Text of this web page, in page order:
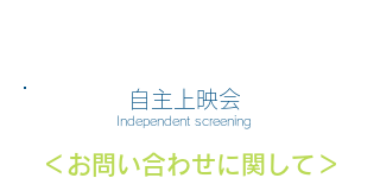
自主上映会
Independent screening
＜お問い合わせに関して＞